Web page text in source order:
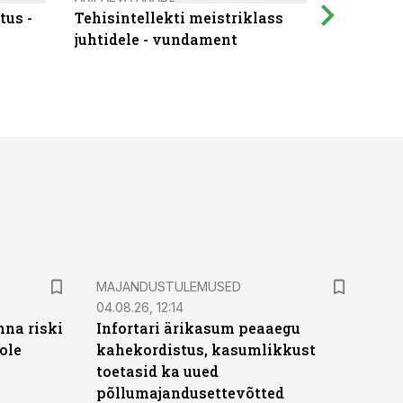
-
Tehisintellekti meistriklass
juhtidele - vundament
riski
MAJANDUSTULEMUSED
04.08.26, 12:14
Infortari ärikasum peaaegu
kahekordistus, kasumlikkust
toetasid ka uued
põllumajandusettevõtted